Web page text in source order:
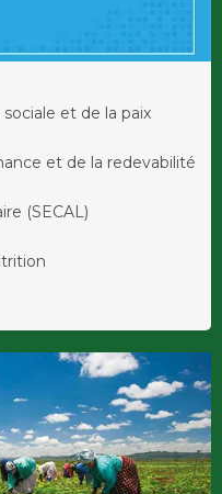
et de la paix
et de la redevabilité
(SECAL)